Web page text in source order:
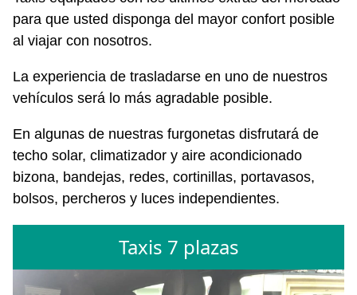
para que usted disponga del mayor confort posible
al viajar con nosotros.
La experiencia de trasladarse en uno de nuestros
vehículos será lo más agradable posible.
En algunas de nuestras furgonetas disfrutará de
techo solar, climatizador y aire acondicionado
bizona, bandejas, redes, cortinillas, portavasos,
bolsos, percheros y luces independientes.
Taxis 7 plazas